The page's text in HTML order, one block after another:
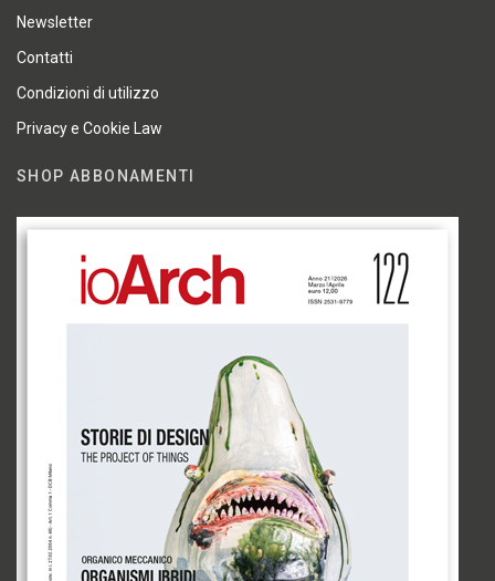
Newsletter
Contatti
Condizioni di utilizzo
Privacy e Cookie Law
SHOP ABBONAMENTI